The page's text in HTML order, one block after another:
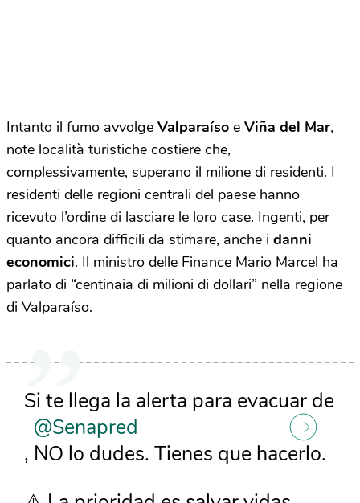
Intanto il fumo avvolge Valparaíso e Viña del Mar,
note località turistiche costiere che,
complessivamente, superano il milione di residenti. I
residenti delle regioni centrali del paese hanno
ricevuto l’ordine di lasciare le loro case. Ingenti, per
quanto ancora difficili da stimare, anche i danni
economici. Il ministro delle Finance Mario Marcel ha
parlato di “centinaia di milioni di dollari” nella regione
di Valparaíso.
Si te llega la alerta para evacuar de
@Senapred
, NO lo dudes. Tienes que hacerlo.